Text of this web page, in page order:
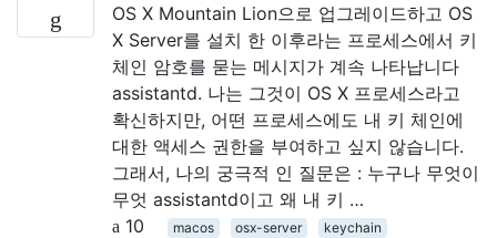
OS X Mountain Lion으로 업그레이드하고 OS
X Server를 설치 한 이후라는 프로세스에서 키
체인 암호를 묻는 메시지가 계속 나타납니다
assistantd. 나는 그것이 OS X 프로세스라고
확신하지만, 어떤 프로세스에도 내 키 체인에
대한 액세스 권한을 부여하고 싶지 않습니다.
그래서, 나의 궁극적 인 질문은 : 누구나 무엇이
무엇 assistantd이고 왜 내 키 …
10
macos osx-server
keychain